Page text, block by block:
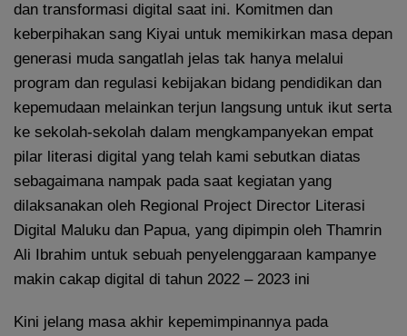
dan transformasi digital saat ini. Komitmen dan
keberpihakan sang Kiyai untuk memikirkan masa depan
generasi muda sangatlah jelas tak hanya melalui
program dan regulasi kebijakan bidang pendidikan dan
kepemudaan melainkan terjun langsung untuk ikut serta
ke sekolah-sekolah dalam mengkampanyekan empat
pilar literasi digital yang telah kami sebutkan diatas
sebagaimana nampak pada saat kegiatan yang
dilaksanakan oleh Regional Project Director Literasi
Digital Maluku dan Papua, yang dipimpin oleh Thamrin
Ali Ibrahim untuk sebuah penyelenggaraan kampanye
makin cakap digital di tahun 2022 – 2023 ini
Kini jelang masa akhir kepemimpinannya pada